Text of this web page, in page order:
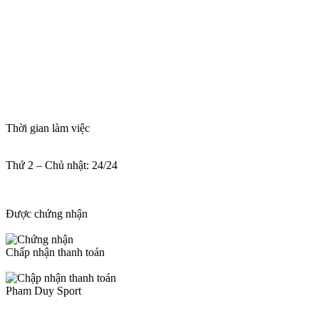
Thời gian làm việc
Thứ 2 – Chủ nhật: 24/24
Được chứng nhận
Chấp nhận thanh toán
Pham Duy Sport